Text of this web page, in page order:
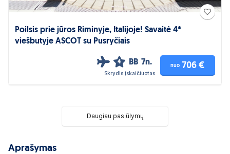
Poilsis prie jūros Riminyje, Italijoje! Savaitė 4*
viešbutyje ASCOT su Pusryčiais
4 BB 7n.
Skrydis įskaičiuotas
nuo 706 €
Daugiau pasiūlymų
Aprašymas